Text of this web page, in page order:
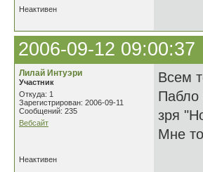
Неактивен
2006-09-12 09:00:37
Лилай Интуэри
Участник
Откуда: 1
Зарегистрирован: 2006-09-11
Сообщений: 235
Вебсайт
Всем
Пабло
зря
Мне
Неактивен